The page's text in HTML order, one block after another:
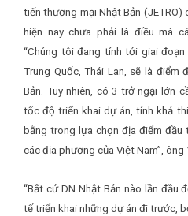
tiến thương mại Nhật Bản
hiện nay chưa phải là điều mà
“Chúng tôi đang tính tới giai
Trung Quốc, Thái Lan, sẽ là điểm
Bản. Tuy nhiên, có 3 trở ngại lớn
tốc độ triển khai dự án, tính khả
bằng trong lựa chọn địa điểm đầu
các địa phương của Việt Nam”, ông
“Bất cứ DN Nhật Bản nào lần đầu
tế triển khai những dự án đi trước,